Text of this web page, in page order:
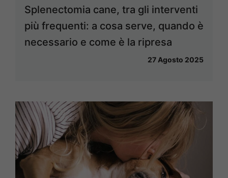
Splenectomia cane, tra gli interventi
più frequenti: a cosa serve, quando è
necessario e come è la ripresa
27 Agosto 2025